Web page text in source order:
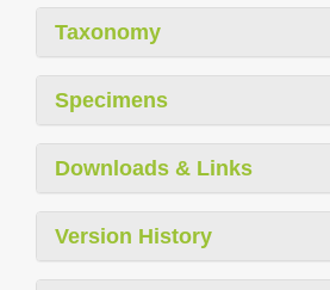
Taxonomy
Specimens
Downloads & Links
Version History